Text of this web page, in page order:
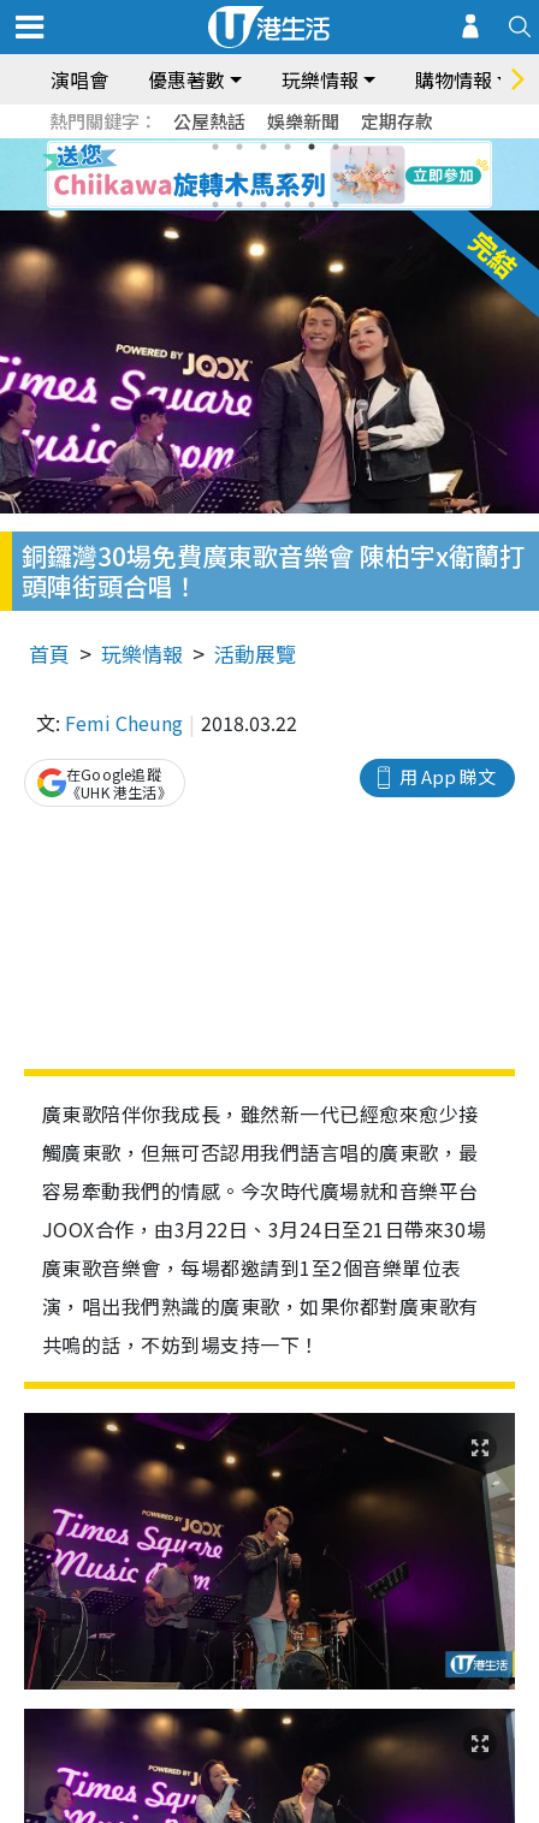
演唱會 優惠著數 玩樂情報 購物情報
熱門關鍵字： 公屋熱話 娛樂新聞 定期存款
銅鑼灣30場免費廣東歌音樂會 陳柏宇x衛蘭打
頭陣街頭合唱！
首頁 玩樂情報 活動展覽
文: Femi Cheung 2018.03.22
用 App 睇文
在Google追蹤
《UHK 港生活》
廣東歌陪伴你我成長，雖然新一代已經愈來愈少接
觸廣東歌，但無可否認用我們語言唱的廣東歌，最
容易牽動我們的情感。今次時代廣場就和音樂平台
JOOX合作，由3月22日、3月24日至21日帶來30場
廣東歌音樂會，每場都邀請到1至2個音樂單位表
演，唱出我們熟識的廣東歌，如果你都對廣東歌有
共嗚的話，不妨到場支持一下！